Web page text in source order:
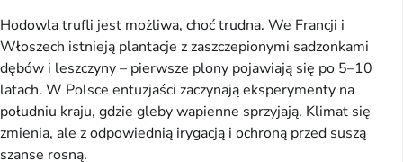
Hodowla trufli jest możliwa, choć trudna. We Francji i
Włoszech istnieją plantacje z zaszczepionymi sadzonkami
dębów i leszczyny – pierwsze plony pojawiają się po 5–10
latach. W Polsce entuzjaści zaczynają eksperymenty na
południu kraju, gdzie gleby wapienne sprzyjają. Klimat się
zmienia, ale z odpowiednią irygacją i ochroną przed suszą
szanse rosną.